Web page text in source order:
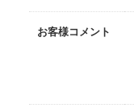
お客様コメント